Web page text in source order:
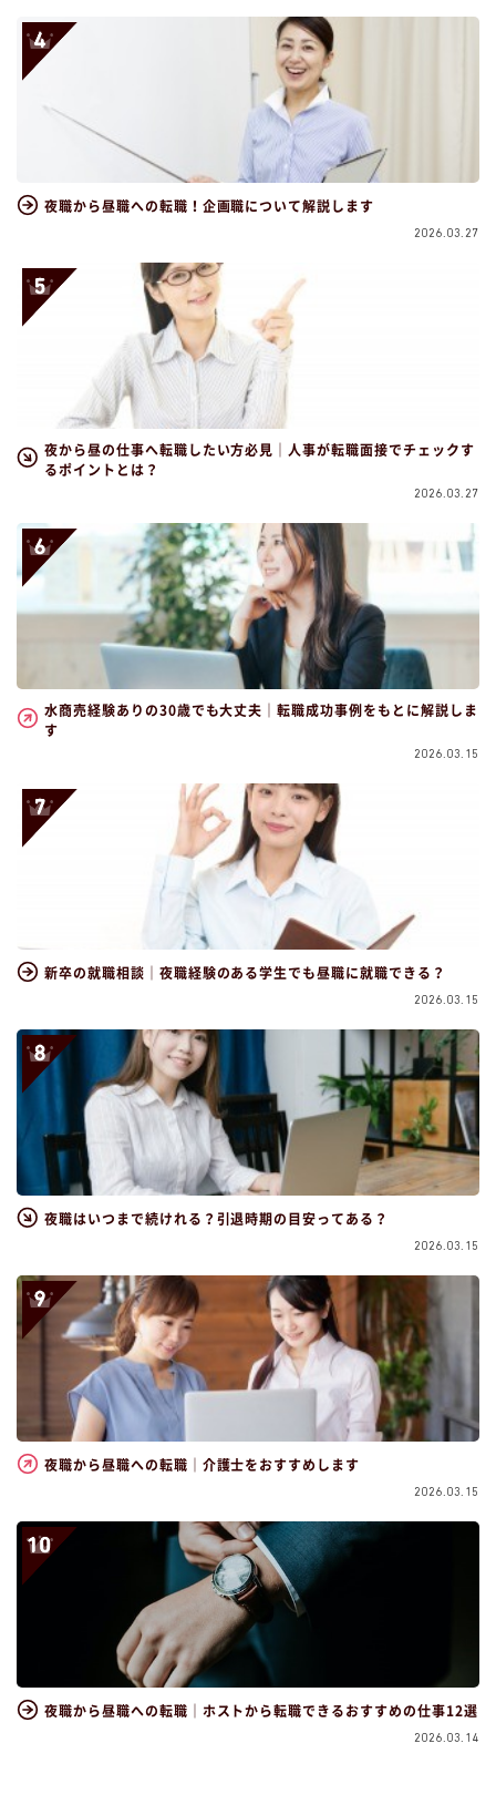
夜職から昼職への転職！企画職について解説します
2026.03.27
夜から昼の仕事へ転職したい方必見｜人事が転職面接でチェックす
るポイントとは？
2026.03.27
水商売経験ありの30歳でも大丈夫｜転職成功事例をもとに解説しま
す
2026.03.15
新卒の就職相談｜夜職経験のある学生でも昼職に就職できる？
2026.03.15
夜職はいつまで続けれる？引退時期の目安ってある？
2026.03.15
夜職から昼職への転職｜介護士をおすすめします
2026.03.15
夜職から昼職への転職｜ホストから転職できるおすすめの仕事12選
2026.03.14